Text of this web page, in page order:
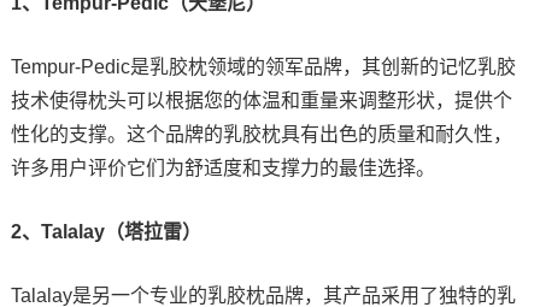
Tempur-Pedic是乳胶枕领域的领军品牌，其创新的记忆乳胶
技术使得枕头可以根据您的体温和重量来调整形状，提供个
性化的支撑。这个品牌的乳胶枕具有出色的质量和耐久性，
许多用户评价它们为舒适度和支撑力的最佳选择。
2、Talalay（塔拉雷）
Talalay是另一个专业的乳胶枕品牌，其产品采用了独特的乳